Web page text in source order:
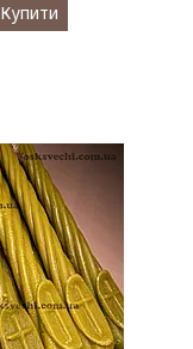
Купити